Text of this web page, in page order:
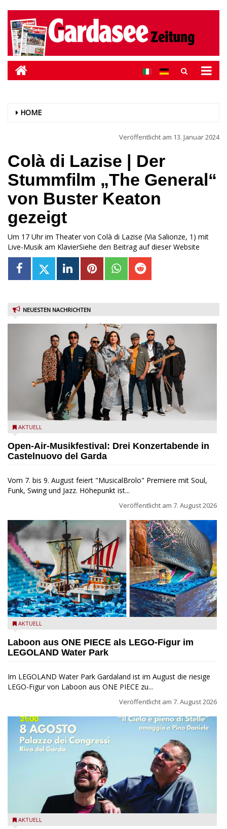
HOME
Veröffentlicht am 13. Januar 2024
Colà di Lazise | Der
Stummfilm „The General“
von Buster Keaton
gezeigt
Um 17 Uhr im Theater von Colà di Lazise (Via Salionze, 1) mit
Live-Musik am KlavierSiehe den Beitrag auf dieser Website
NEUESTEN NACHRICHTEN
Castelnuovo del Garda: Die "Dirotta su Cuba" zu Gast beim
AKTUELL
Open-Air-Musikfestival: Drei Konzertabende in
Castelnuovo del Garda
Vom 7. bis 9. August feiert "MusicalBrolo" Premiere mit Soul,
Funk, Swing und Jazz. Höhepunkt ist...
Veröffentlicht am 7. August 2026
Laboon aus ONE PIECE als LEGO-Figur im LEGOLAND Water
AKTUELL
Laboon aus ONE PIECE als LEGO-Figur im
LEGOLAND Water Park
Im LEGOLAND Water Park Gardaland ist im August die riesige
LEGO-Figur von Laboon aus ONE PIECE zu...
Veröffentlicht am 7. August 2026
Fabrizio Bosso & Julian Oliver Mazzariello zu Gast beim Garda
AKTUELL